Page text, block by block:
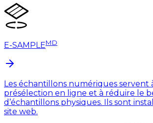
E-SAMPLEMD
Les échantillons numériques servent
présélection en ligne et à réduire le
d’échantillons physiques. Ils sont
site web.